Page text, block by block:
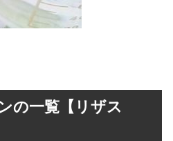
の一覧【リザス